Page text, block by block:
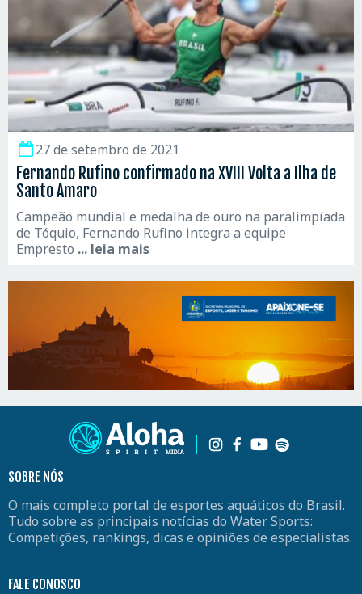
27 de setembro de 2021
Fernando Rufino confirmado na XVIII Volta a Ilha de
Santo Amaro
Campeão mundial e medalha de ouro na paralimpíada
de Tóquio, Fernando Rufino integra a equipe
Empresto ... leia mais
SOBRE NÓS
O mais completo portal de esportes aquáticos do Brasil.
Tudo sobre as principais notícias do Water Sports:
Competições, rankings, dicas e opiniões de especialistas.
FALE CONOSCO